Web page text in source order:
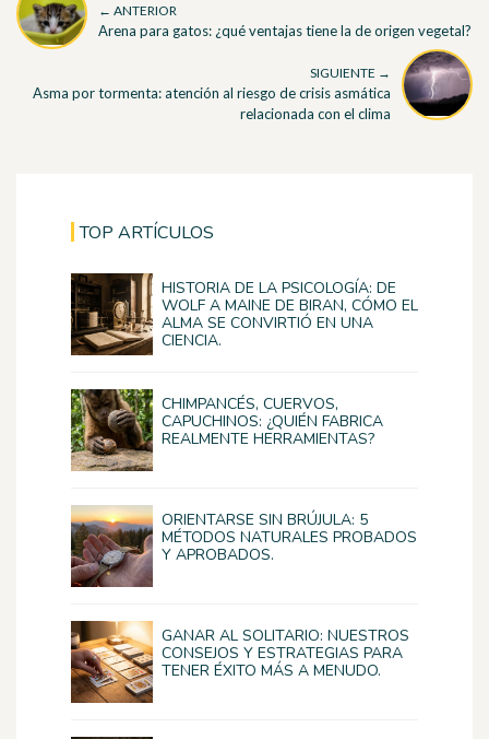
← ANTERIOR
Arena para gatos: ¿qué ventajas tiene la de origen vegetal?
SIGUIENTE →
Asma por tormenta: atención al riesgo de crisis asmática
relacionada con el clima
TOP ARTÍCULOS
HISTORIA DE LA PSICOLOGÍA: DE
WOLF A MAINE DE BIRAN, CÓMO EL
ALMA SE CONVIRTIÓ EN UNA
CIENCIA.
CHIMPANCÉS, CUERVOS,
CAPUCHINOS: ¿QUIÉN FABRICA
REALMENTE HERRAMIENTAS?
ORIENTARSE SIN BRÚJULA: 5
MÉTODOS NATURALES PROBADOS
Y APROBADOS.
GANAR AL SOLITARIO: NUESTROS
CONSEJOS Y ESTRATEGIAS PARA
TENER ÉXITO MÁS A MENUDO.